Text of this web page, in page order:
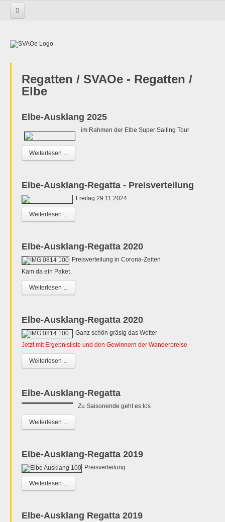
Regatten / SVAOe - Regatten /
Elbe
Elbe-Ausklang 2025
im Rahmen der Elbe Super Sailing Tour
Weiterlesen ...
Elbe-Ausklang-Regatta - Preisverteilung
Freitag 29.11.2024
Weiterlesen ...
Elbe-Ausklang-Regatta 2020
Preisverteilung in Corona-Zeiten
Kam da ein Paket
Weiterlesen ...
Elbe-Ausklang-Regatta 2020
Ganz schön gräsig das Wetter
Jetzt mit Ergebnisliste und den Gewinnern der Wanderpreise
Weiterlesen ...
Elbe-Ausklang-Regatta
Zu Saisonende geht es los
Weiterlesen ...
Elbe-Ausklang-Regatta 2019
Preisverteilung
Weiterlesen ...
Elbe-Ausklang Regatta 2019